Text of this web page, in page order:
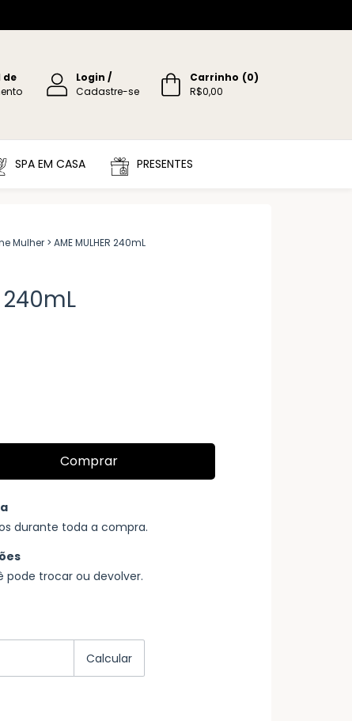
de
Login /
Cadastre-se
Carrinho (0)
R$0,00
SPA EM CASA PRESENTES
Mulher > AME MULHER 240mL
240mL
durante toda a compra.
pode trocar ou devolver.
Calcular